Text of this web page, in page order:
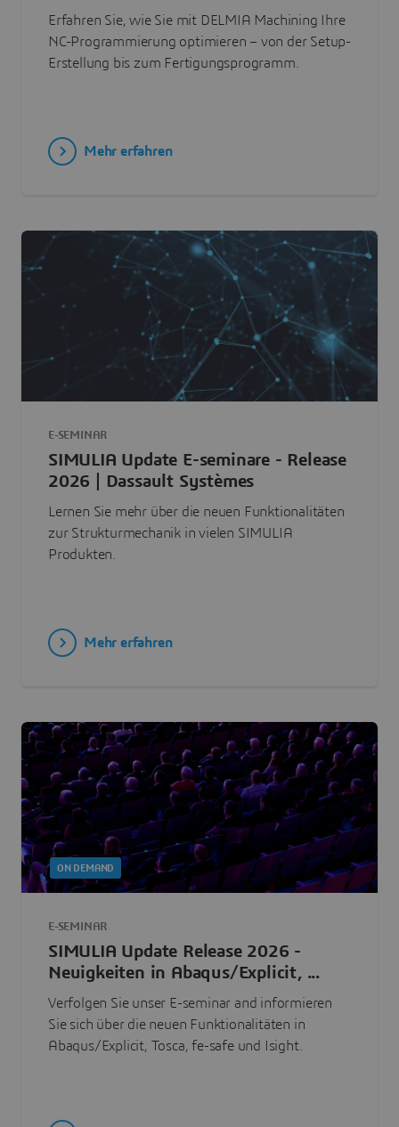
Erfahren Sie, wie Sie mit DELMIA Machining Ihre
NC-Programmierung optimieren – von der Setup-
Erstellung bis zum Fertigungsprogramm.
Mehr erfahren
E-SEMINAR
SIMULIA Update E-seminare - Release
2026 | Dassault Systèmes
Lernen Sie mehr über die neuen Funktionalitäten
zur Strukturmechanik in vielen SIMULIA
Produkten.
Mehr erfahren
ON DEMAND
E-SEMINAR
SIMULIA Update Release 2026 -
Neuigkeiten in Abaqus/Explicit, ...
Verfolgen Sie unser E-seminar and informieren
Sie sich über die neuen Funktionalitäten in
Abaqus/Explicit, Tosca, fe-safe und Isight.